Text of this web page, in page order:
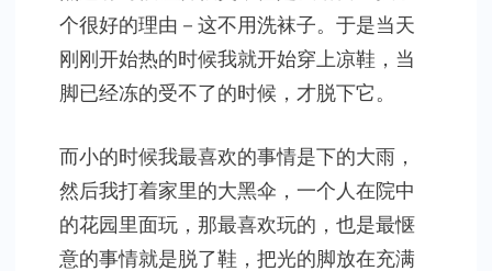
个很好的理由－这不用洗袜子。于是当天
刚刚开始热的时候我就开始穿上凉鞋，当
脚已经冻的受不了的时候，才脱下它。
而小的时候我最喜欢的事情是下的大雨，
然后我打着家里的大黑伞，一个人在院中
的花园里面玩，那最喜欢玩的，也是最惬
意的事情就是脱了鞋，把光的脚放在充满